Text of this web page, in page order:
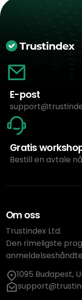
E-post
Gratis
Bestill en avtale nå
Om oss
Trustindex Ltd.
Den rimeligste
1095 Budapest,